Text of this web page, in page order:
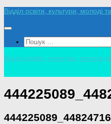
Skip
content
Відділ освіти, культури, молоді
Пошук:
Відділ освіти, культури, молоді